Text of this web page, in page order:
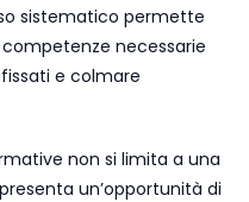
sistematico permette
necessarie
e colmare
non si limita a una
un’opportunità di